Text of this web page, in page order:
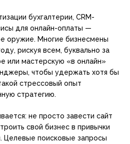
бухгалтерии, CRM-
для онлайн-оплаты —
оружие. Многие бизнесмены
рискуя всем, буквально за
или мастерскую «в онлайн»
чтобы удержать хотя бы
стрессовый опыт
стратегию.
не просто завести сайт
свой бизнес в привычки
Целевые поисковые запросы